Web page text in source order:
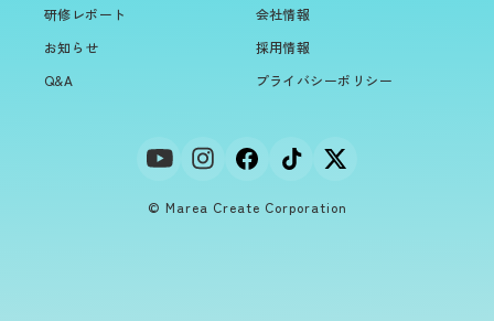
研修レポート
お知らせ
Q&A
会社情報
採用情報
プライバシーポリシー
© Marea Create Corporation